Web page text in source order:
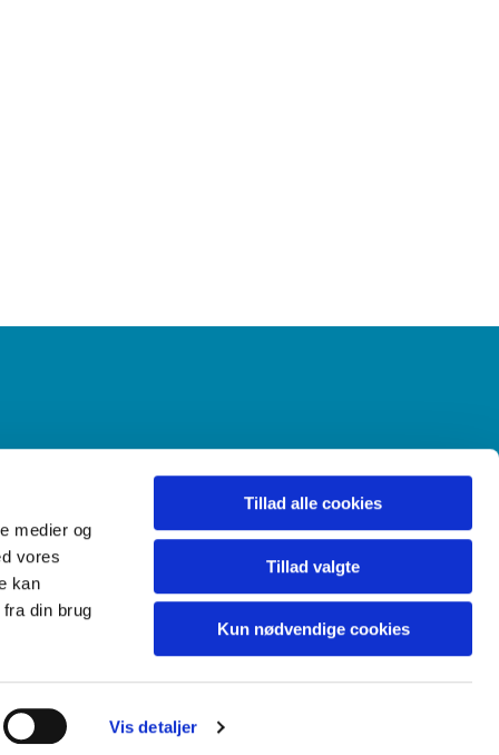
medier og
vores
kan
din brug
Vis detaljer
Tillad alle cookies
Tillad valgte
Kun nødvendige cookies
Menighedsråd